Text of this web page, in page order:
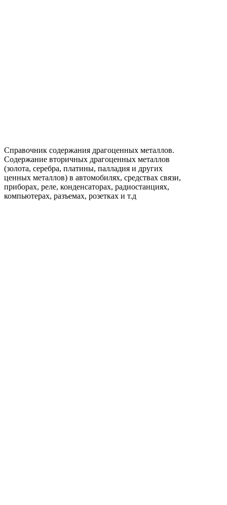
Справочник содержания драгоценных металлов.
Содержание вторичных драгоценных металлов
(золота, серебра, платины, палладия и других
ценных металлов) в автомобилях, средствах связи,
приборах, реле, конденсаторах, радиостанциях,
компьютерах, разъемах, розетках и т.д